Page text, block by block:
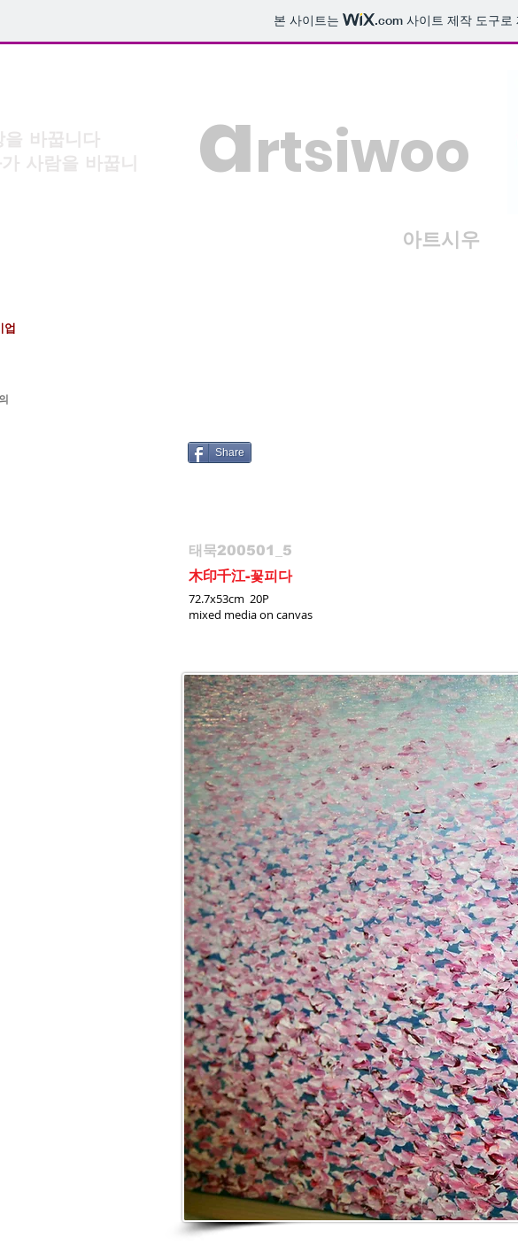
본 사이트는 .com 사이트 제작 도구로
바꿉니다
람을 바꿉니
artsiwoo
아트시우
업
Share
태묵200501_5
木印千江-꽃피다
72.7x53cm 20P
mixed media on canvas